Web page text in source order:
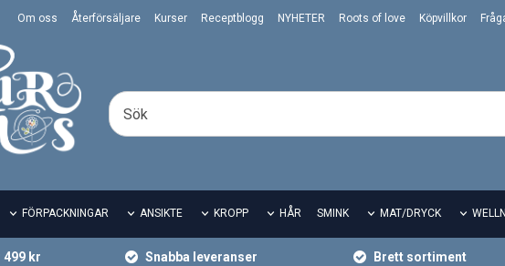
Om oss Återförsäljare Kurser Receptblogg NYHETER Roots of love Köpvillkor
FÖRPACKNINGAR ANSIKTE KROPP HÅR SMINK MAT/DRYCK
499 kr Snabba leveranser Brett sortiment